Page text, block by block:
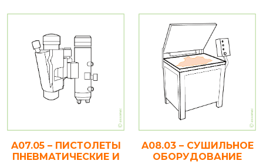
A07.05 – ПИСТОЛЕТЫ
ПНЕВМАТИЧЕСКИЕ И
A08.03 – СУШИЛЬНОЕ
ОБОРУДОВАНИЕ